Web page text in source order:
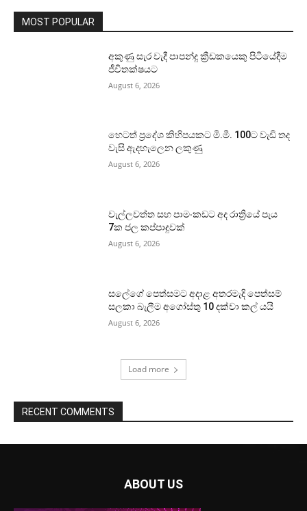
MOST POPULAR
අකුණු සැර වැදී පාපන්දු ක්‍රීඩකයෙකු පිටියේදීම
ජීවිතක්ෂයට
August 6, 2026
හෙටත් ප්‍රදේශ කිහිපයකට මි.මී. 100ට වැඩි තද
වැසි ඇදහැලෙන ලකුණු
August 6, 2026
වැල්ලවත්ත සහ පාමංකඩට අද රාත්‍රියේ පැය
7ක ජල කප්පාදුවක්
August 6, 2026
සලේගේ පෙත්සමට අදාළ අතරමැදි පෙත්සම්
සලකා බැලීම අගෝස්තු 10 දක්වා කල් යයි
August 6, 2026
Load more
RECENT COMMENTS
ABOUT US